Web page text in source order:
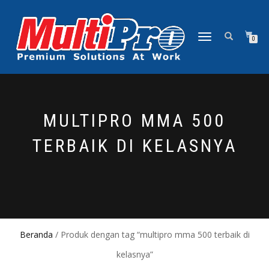
NAVIGASI
0
MULTIPRO MMA 500
TERBAIK DI KELASNYA
Beranda / Produk dengan tag “multipro mma 500 terbaik di
kelasnya”